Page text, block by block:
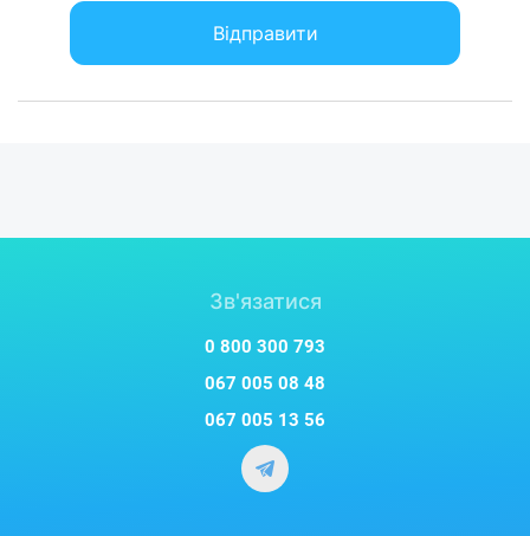
Відправити
Зв'язатися
0 800 300 793
067 005 08 48
067 005 13 56